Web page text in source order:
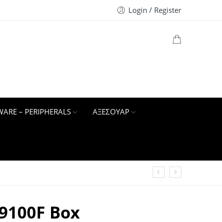
Login / Register
– PERIPHERALS ΑΞΕΣΟΥΑΡ
Box